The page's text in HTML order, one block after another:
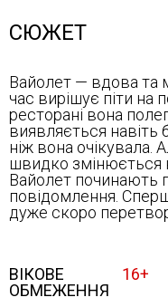
СЮЖЕТ
Вайолет — вдова та
час вирішує піти на
ресторані вона
виявляється навіть
ніж вона очікувала.
швидко змінюється
Вайолет починають
повідомлення.
дуже скоро
ВІКОВЕ
ОБМЕЖЕННЯ
16+